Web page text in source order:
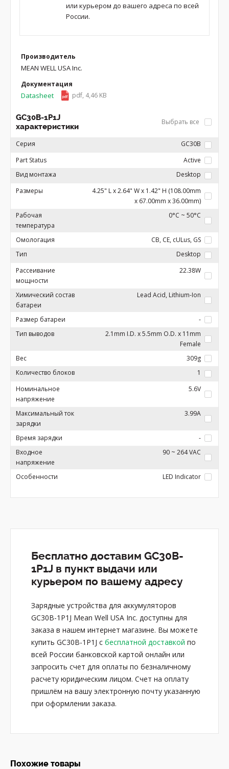
или курьером до вашего адреса по всей
России.
Производитель
MEAN WELL USA Inc.
Документация
Datasheet pdf, 4,46 KB
GC30B-1P1J
характеристики
Выбрать все
Серия
GC30B
Part Status
Active
Вид монтажа
Desktop
Размеры
4.25" L x 2.64" W x 1.42" H (108.00mm
x 67.00mm x 36.00mm)
Рабочая
температура
0°C ~ 50°C
Омологация
CB, CE, cULus, GS
Тип
Desktop
Рассеивание
мощности
22.38W
Химический состав
батареи
Lead Acid, Lithium-Ion
Размер батареи
-
Тип выводов
2.1mm I.D. x 5.5mm O.D. x 11mm
Female
Вес
309g
Количество блоков
1
Номинальное
напряжение
5.6V
Максимальный ток
зарядки
3.99A
Время зарядки
-
Входное
напряжение
90 ~ 264 VAC
Особенности LED Indicator
Бесплатно доставим GC30B-
1P1J в пункт выдачи или
курьером по вашему адресу
Зарядные устройства для аккумуляторов
GC30B-1P1J Mean Well USA Inc. доступны для
заказа в нашем интернет магазине. Вы можете
купить GC30B-1P1J с бесплатной доставкой по
всей России банковской картой онлайн или
запросить счет для оплаты по безналичному
расчету юридическим лицом. Счет на оплату
пришлём на вашу электронную почту указанную
при оформлении заказа.
Похожие товары